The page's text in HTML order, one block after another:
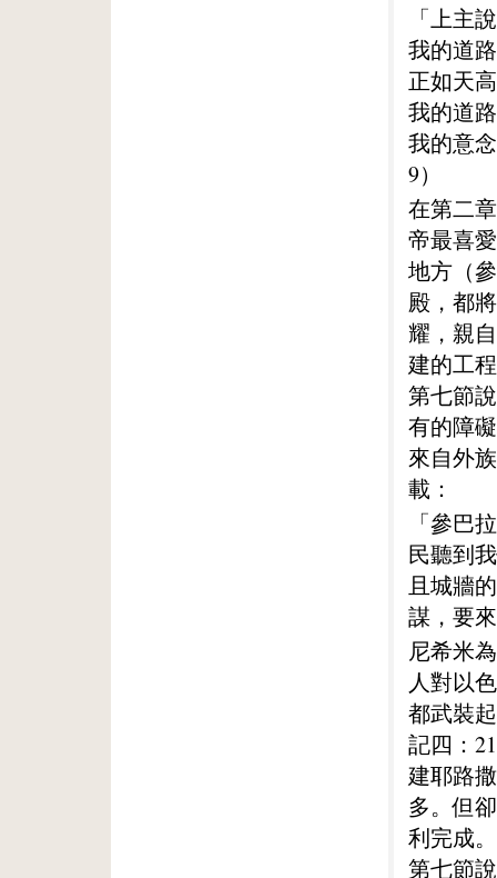
「上主
我的道
正如天
我的道
我的意
9）
在第二
帝最喜
地方（
殿，都
耀，親
建的工
第七節
有的障
來自外
載：
「參巴
民聽到
且城牆
謀，要
尼希米
人對以
都武裝
記四：
建耶路
多。但
利完成。
第七節